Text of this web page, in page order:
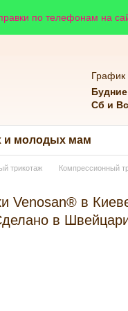
по телефонам на
График
Сб и
и молодых мам
трикотаж Компрессионный
Venosan® в
в